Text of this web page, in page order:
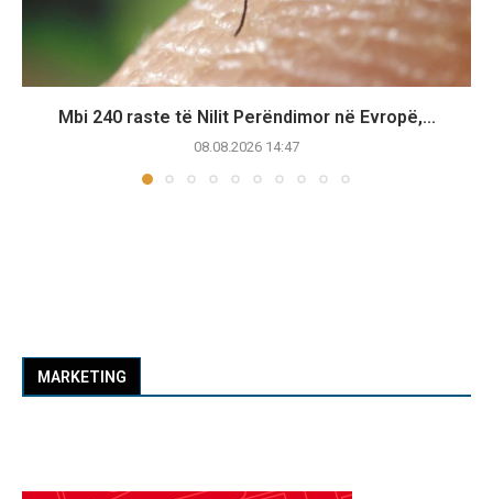
Mbi 240 raste të Nilit Perëndimor në Evropë,...
08.08.2026 14:47
MARKETING